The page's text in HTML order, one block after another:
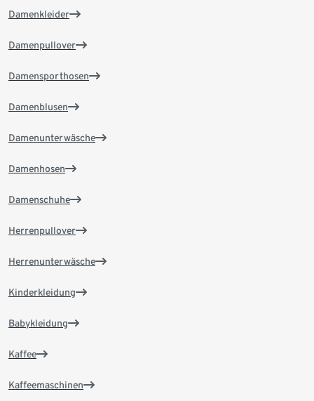
Damenkleider
Damenpullover
Damensporthosen
Damenblusen
Damenunterwäsche
Damenhosen
Damenschuhe
Herrenpullover
Herrenunterwäsche
Kinderkleidung
Babykleidung
Kaffee
Kaffeemaschinen